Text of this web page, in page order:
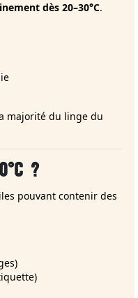
dès 20–30°C.
majorité du linge du
?
pouvant contenir des